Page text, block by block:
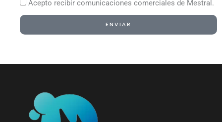
Acepto recibir comunicaciones comerciales de Mestral.
ENVIAR